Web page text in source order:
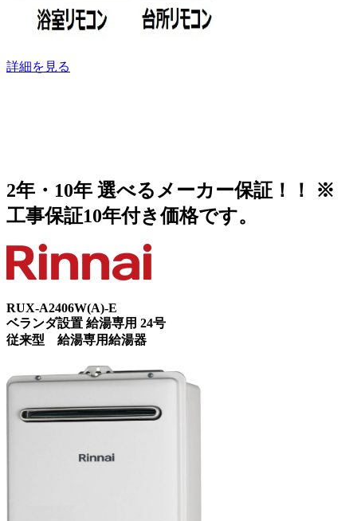
詳細を見る
2年・10年 選べるメーカー保証！！ ※
工事保証10年付き価格です。
RUX-A2406W(A)-E
ベランダ設置 給湯専用 24号
従来型 給湯専用給湯器